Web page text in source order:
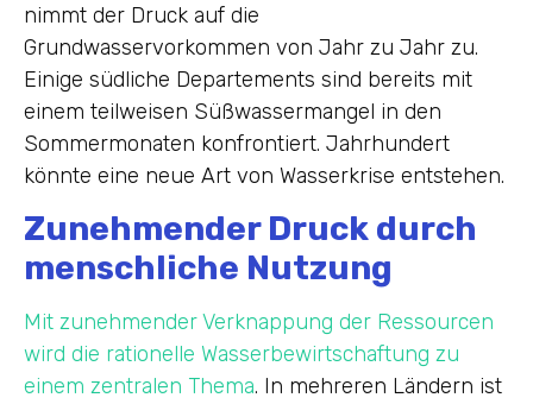
nimmt der Druck auf die
Grundwasservorkommen von Jahr zu Jahr zu.
Einige südliche Departements sind bereits mit
einem teilweisen Süßwassermangel in den
Sommermonaten konfrontiert. Jahrhundert
könnte eine neue Art von Wasserkrise entstehen.
Zunehmender Druck durch
menschliche Nutzung
Mit zunehmender Verknappung der Ressourcen
wird die rationelle Wasserbewirtschaftung zu
einem zentralen Thema. In mehreren Ländern ist